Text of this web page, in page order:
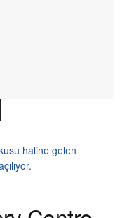
haline gelen